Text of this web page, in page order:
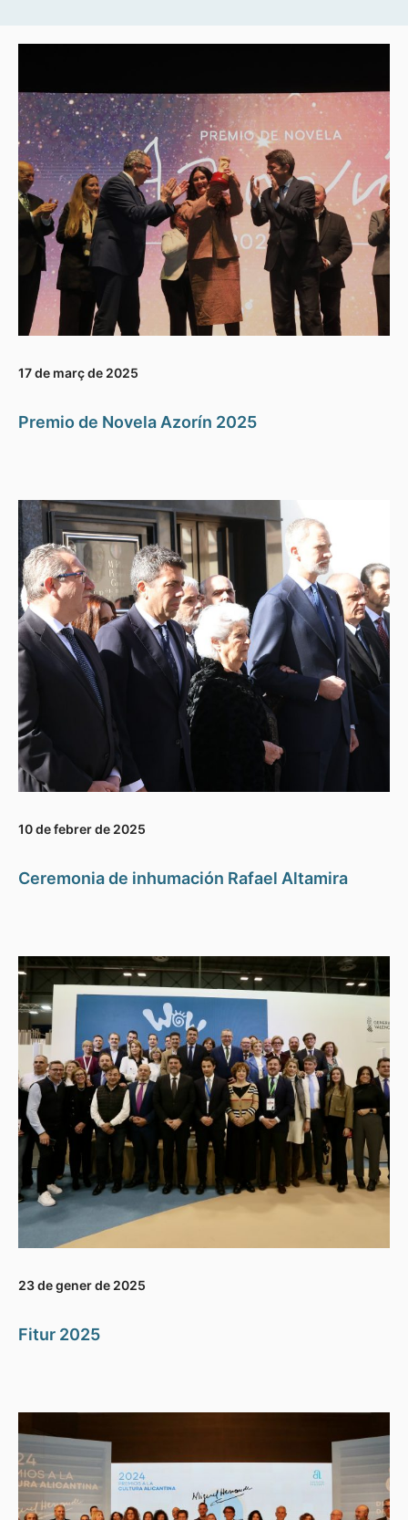
17 de març de 2025
Premio de Novela Azorín 2025
10 de febrer de 2025
Ceremonia de inhumación Rafael Altamira
23 de gener de 2025
Fitur 2025